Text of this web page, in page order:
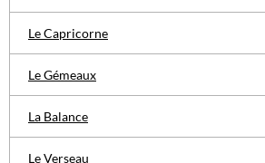
Le Capricorne
Le Gémeaux
La Balance
Le Verseau